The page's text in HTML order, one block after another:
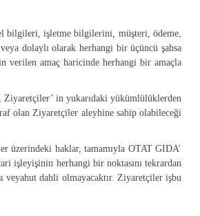
bilgileri, işletme bilgilerini, müşteri, ödeme,
dolaylı olarak herhangi bir üçüncü şahsa
verilen amaç haricinde herhangi bir amaçla
Ziyaretçiler’ in yukarıdaki yükümlülüklerden
olan Ziyaretçiler aleyhine sahip olabileceği
üzerindeki haklar, tamamıyla OTAT GIDA’
işleyişinin herhangi bir noktasını tekrardan
veyahut dahli olmayacaktır. Ziyaretçiler işbu